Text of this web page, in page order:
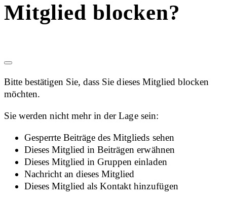
Mitglied blocken?
Bitte bestätigen Sie, dass Sie dieses Mitglied blocken
möchten.
Sie werden nicht mehr in der Lage sein:
Gesperrte Beiträge des Mitglieds sehen
Dieses Mitglied in Beiträgen erwähnen
Dieses Mitglied in Gruppen einladen
Nachricht an dieses Mitglied
Dieses Mitglied als Kontakt hinzufügen